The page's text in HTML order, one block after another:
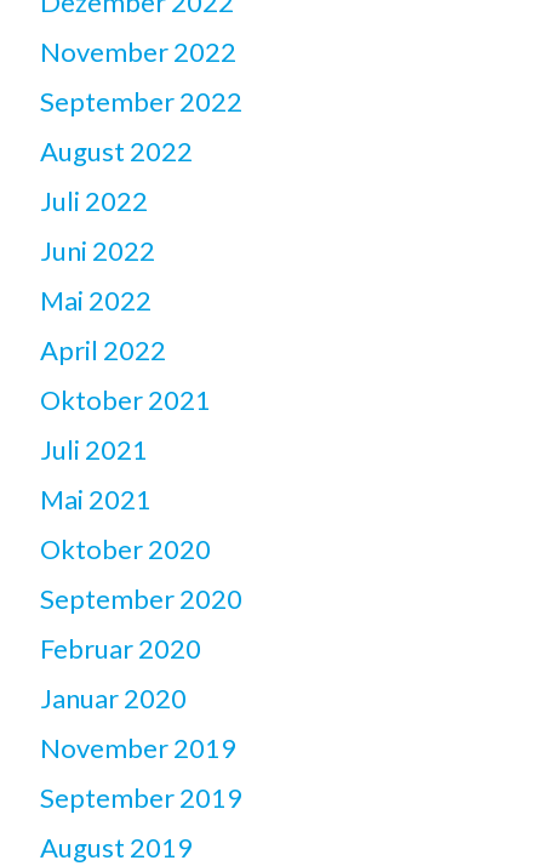
November 2022
September 2022
August 2022
Juli 2022
Juni 2022
Mai 2022
April 2022
Oktober 2021
Juli 2021
Mai 2021
Oktober 2020
September 2020
Februar 2020
Januar 2020
November 2019
September 2019
August 2019